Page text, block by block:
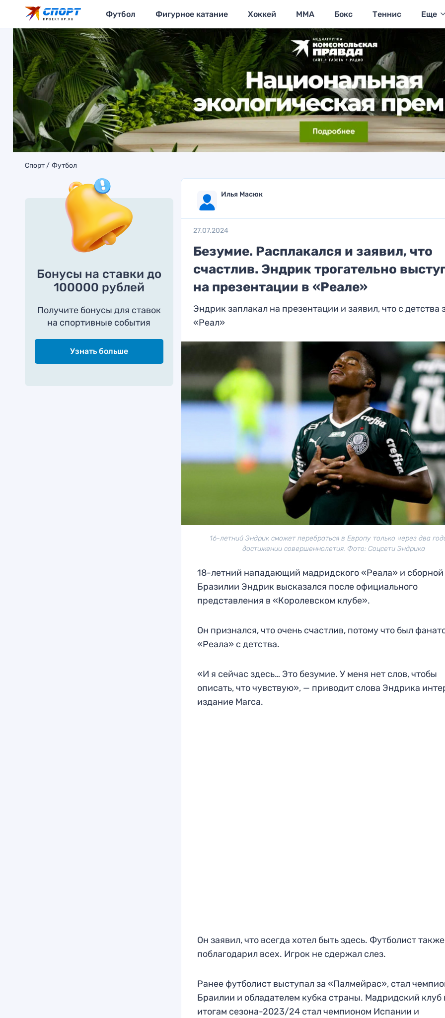
Футбол Фигурное катание Хоккей MMA Бокс Теннис Еще
Спорт Футбол
Бонусы на ставки до
100000 рублей
Получите бонусы для ставок
на спортивные события
Узнать больше
Илья Масюк
27.07.2024
Безумие. Расплакался и заявил, что
счастлив. Эндрик трогательно
на презентации в «Реале»
Эндрик заплакал на презентации и заявил, что с детства
«Реал»
16-летний Эндрик сможет перебраться в Европу только через два
достижении совершеннолетия. Фото: Соцсети Эндрика
18-летний нападающий мадридского «Реала» и сборной
Бразилии Эндрик высказался после официального
представления в «Королевском клубе».
Он признался, что очень счастлив, потому что был
«Реала» с детства.
«И я сейчас здесь… Это безумие. У меня нет слов, чтобы
описать, что чувствую», — приводит слова Эндрика
издание Marca.
Он заявил, что всегда хотел быть здесь. Футболист также
поблагодарил всех. Игрок не сдержал слез.
Ранее футболист выступал за «Палмейрас», стал
Браилии и обладателем кубка страны. Мадридский клуб
итогам сезона-2023/24 стал чемпионом Испании и